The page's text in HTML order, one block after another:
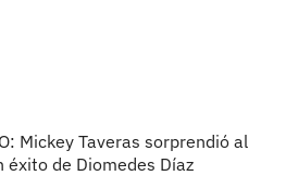
Mickey Taveras sorprendió al
éxito de Diomedes Díaz